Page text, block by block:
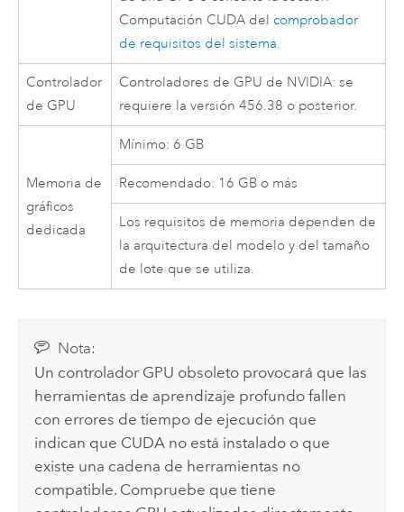
Computación CUDA del comprobador
de requisitos del sistema.
Controlador
de GPU
Controladores de GPU de NVIDIA: se
requiere la versión 456.38 o posterior.
Memoria de
gráficos
dedicada
Mínimo: 6 GB
Recomendado: 16 GB o más
Los requisitos de memoria dependen de
la arquitectura del modelo y del tamaño
de lote que se utiliza.
Nota:
Un controlador GPU obsoleto provocará que las
herramientas de aprendizaje profundo fallen
con errores de tiempo de ejecución que
indican que CUDA no está instalado o que
existe una cadena de herramientas no
compatible. Compruebe que tiene